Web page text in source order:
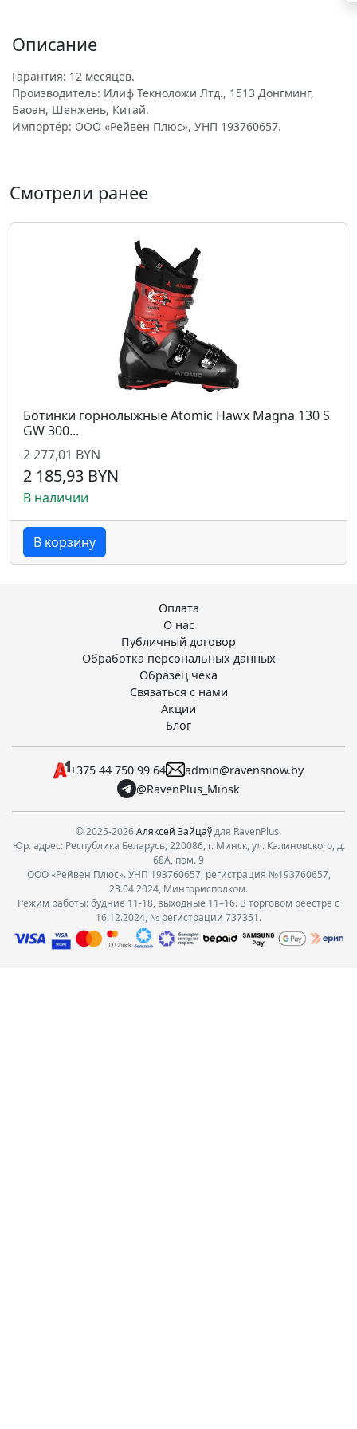
Описание
Гарантия: 12 месяцев.
Производитель: Илиф Текноложи Лтд., 1513 Донгминг,
Баоан, Шенжень, Китай.
Импортёр: ООО «Рейвен Плюс», УНП 193760657.
Смотрели ранее
Ботинки горнолыжные Atomic Hawx Magna 130 S
GW 300...
2 277,01 BYN
2 185,93 BYN
В наличии
В корзину
Оплата
О нас
Публичный договор
Обработка персональных данных
Образец чека
Связаться с нами
Акции
Блог
+375 44 750 99 64
admin@ravensnow.by
@RavenPlus_Minsk
© 2025-2026Аляксей Зайцаўдля RavenPlus.
Юр. адрес: Республика Беларусь, 220086, г. Минск, ул. Калиновского, д.
68А, пом. 9
ООО «Рейвен Плюс». УНП 193760657, регистрация №193760657,
23.04.2024, Мингорисполком.
Режим работы: будние 11-18, выходные 11–16. В торговом реестре с
16.12.2024, № регистрации 737351.